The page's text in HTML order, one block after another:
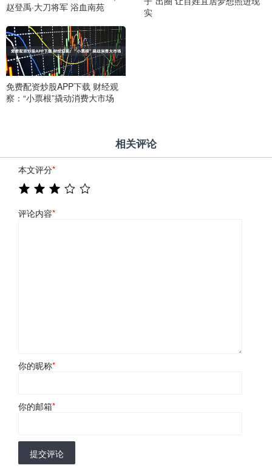
赵登禹·大刀将军 浴血南苑
实
免费配资炒股APP下载 财经观
察：“小票根”撬动消费大市场
相关评论
本文评分*
评论内容*
你的昵称*
你的邮箱*
提交评论